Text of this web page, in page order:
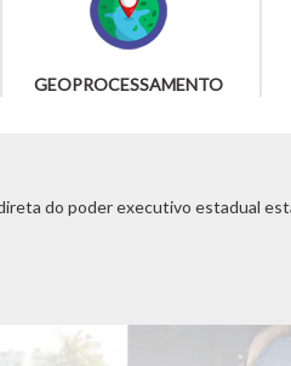
GEOPROCESSAMENTO
do poder executivo estadual